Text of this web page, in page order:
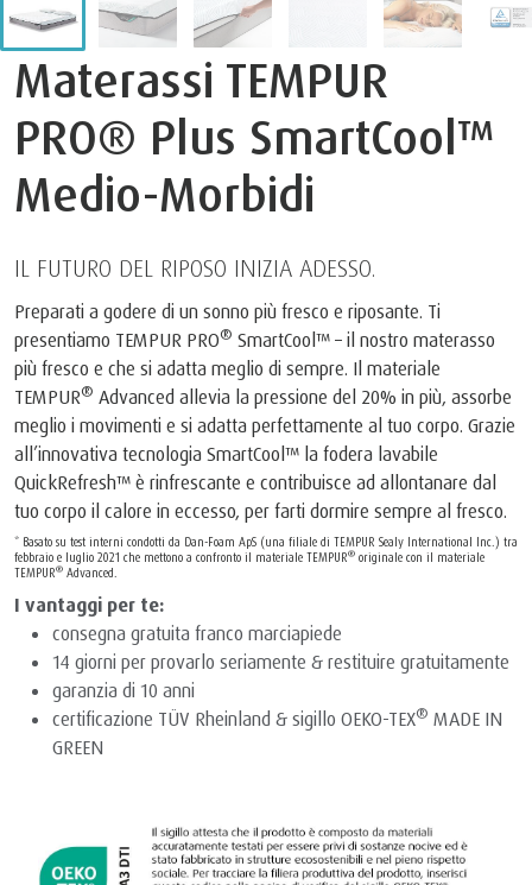
Materassi TEMPUR
PRO® Plus SmartCool™
Medio-Morbidi
IL FUTURO DEL RIPOSO INIZIA ADESSO.
Preparati a godere di un sonno più fresco e riposante. Ti
presentiamo TEMPUR PRO® SmartCool™ – il nostro materasso
più fresco e che si adatta meglio di sempre. Il materiale
TEMPUR® Advanced allevia la pressione del 20% in più, assorbe
meglio i movimenti e si adatta perfettamente al tuo corpo. Grazie
all’innovativa tecnologia SmartCool™ la fodera lavabile
QuickRefresh™ è rinfrescante e contribuisce ad allontanare dal
tuo corpo il calore in eccesso, per farti dormire sempre al fresco.
* Basato su test interni condotti da Dan-Foam ApS (una filiale di TEMPUR Sealy International Inc.) tra
febbraio e luglio 2021 che mettono a confronto il materiale TEMPUR® originale con il materiale
TEMPUR® Advanced.
I vantaggi per te:
consegna gratuita franco marciapiede
14 giorni per provarlo seriamente & restituire gratuitamente
garanzia di 10 anni
certificazione TÜV Rheinland & sigillo OEKO-TEX® MADE IN
GREEN